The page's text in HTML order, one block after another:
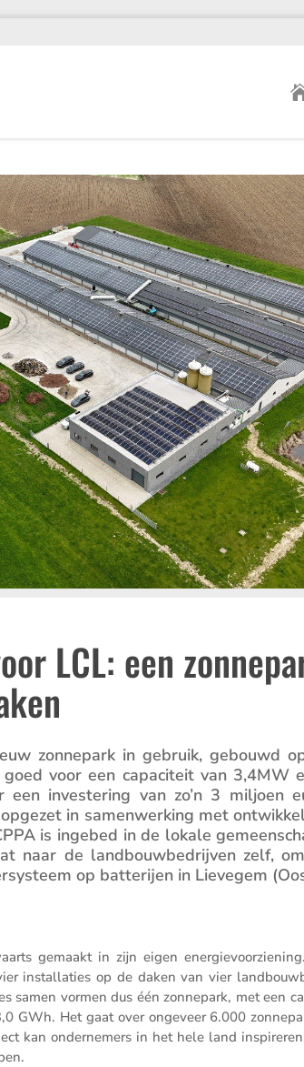
LCL: een
zonne­park in gebruik, gebouwd
voor een capaci­teit van 3,4MW
inves­te­ring van zo’n 3 miljoen
in samen­wer­king met
is ingebed in de lokale
naar de landbouw­be­drijven zelf,
op batte­rijen in Lievegem
gemaakt in zijn eigen
instal­la­ties op de daken van vier
samen vormen dus één zonne­park, met een
GWh. Het gaat over ongeveer 6.000
kan onder­ne­mers in het hele land